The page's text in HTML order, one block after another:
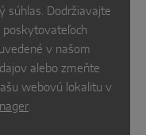
súhlas. Dodržiavajte
poskytovateľoch
v našom
alebo zmeňte
webovú lokalitu v
.